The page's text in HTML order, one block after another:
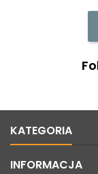
KATEGORIA
INFORMACJA